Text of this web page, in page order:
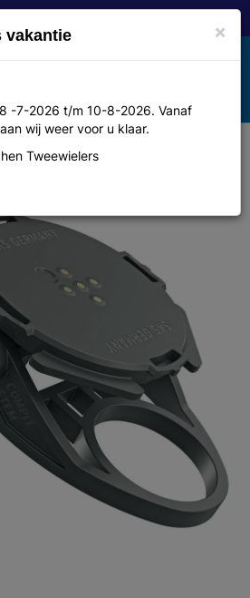
×
vakantie
-7-2026 t/m 10-8-2026. Vanaf
wij weer voor u klaar.
Tweewielers